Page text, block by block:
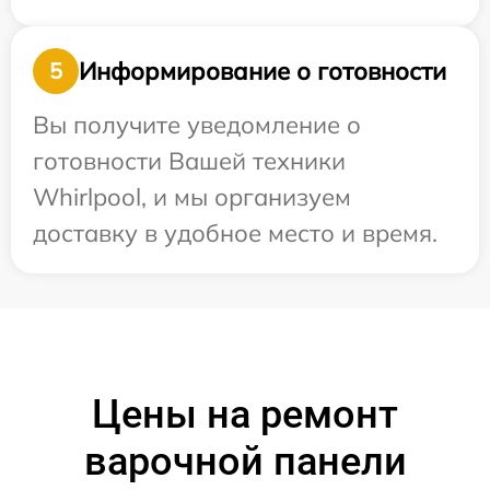
5
Информирование о готовности
Вы получите уведомление о
готовности Вашей техники
Whirlpool, и мы организуем
доставку в удобное место и время.
Цены на ремонт
варочной панели